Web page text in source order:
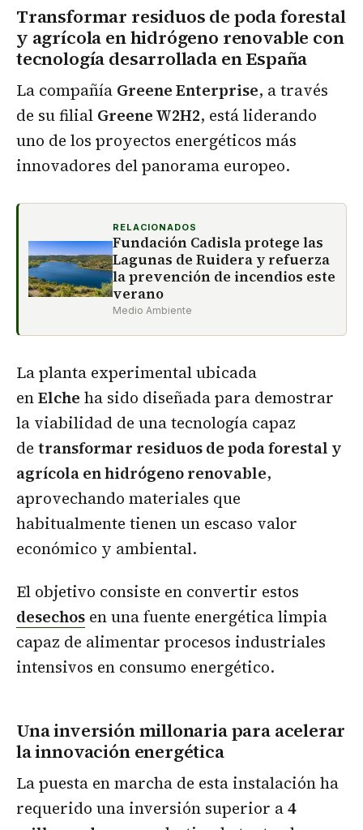
Transformar residuos de poda forestal
y agrícola en hidrógeno renovable con
tecnología desarrollada en España
La compañía Greene Enterprise, a través
de su filial Greene W2H2, está liderando
uno de los proyectos energéticos más
innovadores del panorama europeo.
RELACIONADOS
Fundación Cadisla protege las
Lagunas de Ruidera y refuerza
la prevención de incendios este
verano
Medio Ambiente
La planta experimental ubicada
enElche ha sido diseñada para demostrar
la viabilidad de una tecnología capaz
de transformar residuos de poda forestal y
agrícola en hidrógeno renovable,
aprovechando materiales que
habitualmente tienen un escaso valor
económico y ambiental.
El objetivo consiste en convertir estos
desechos en una fuente energética limpia
capaz de alimentar procesos industriales
intensivos en consumo energético.
Una inversión millonaria para acelerar
la innovación energética
La puesta en marcha de esta instalación ha
requerido una inversión superior a4